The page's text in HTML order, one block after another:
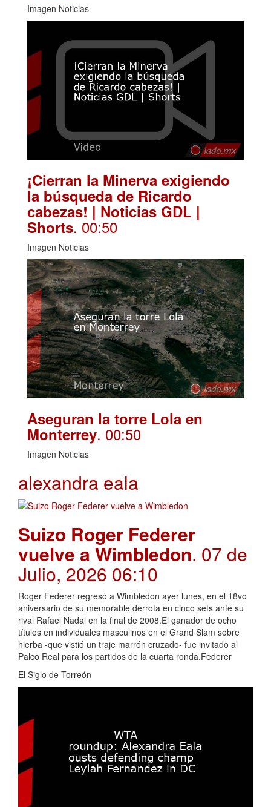
Imagen Noticias
¡Cierran la Minerva exigiendo
la búsqueda de Ricardo
cabezas! | Noticias GDL |
Shorts. 00:50
Imagen Noticias
Aseguran la torre Lola en
Monterrey. 00:50
Imagen Noticias
alexandra eala
Suizo Roger Federer
vuelve a Wimbledon. 07 de
Julio, 2026 06:10
Roger Federer regresó a Wimbledon ayer lunes, en el 18vo
aniversario de su memorable derrota en cinco sets ante su
rival Rafael Nadal en la final de 2008.El ganador de ocho
títulos en individuales masculinos en el Grand Slam sobre
hierba -que vistió un traje marrón cruzado- fue invitado al
Palco Real para los partidos de la cuarta ronda.Federer
El Siglo de Torreón